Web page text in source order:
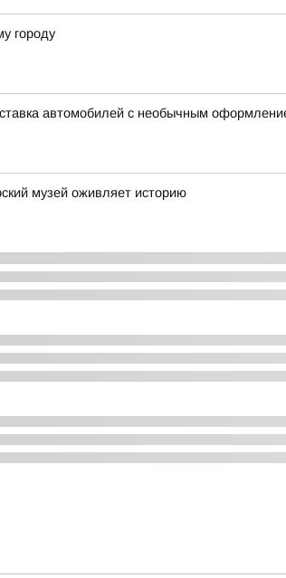
городу
автомобилей с необычным
музей оживляет историю